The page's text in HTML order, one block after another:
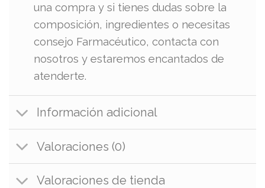
una compra y si tienes dudas sobre la
composición, ingredientes o necesitas
consejo Farmacéutico, contacta con
nosotros y estaremos encantados de
atenderte.
Información adicional
Valoraciones (0)
Valoraciones de tienda